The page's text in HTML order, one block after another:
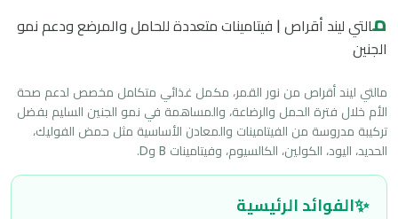
مالتي ليند أقراص | فيتامينات متعددة للحامل والمرضع ودعم نمو
الجنين
الحديد، اليود، الكولين، الكالسيوم، وفيتامينات B وD.
✨الفوائد الرئيسية